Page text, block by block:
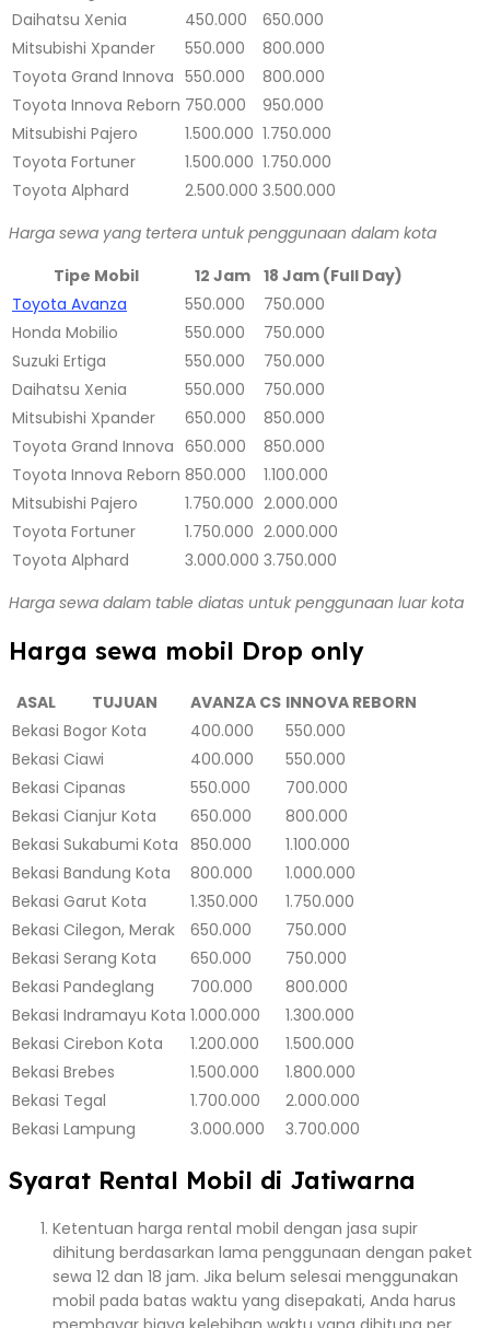
Daihatsu Xenia
450.000
650.000
Mitsubishi Xpander
550.000
800.000
Toyota Grand Innova 550.000
800.000
Toyota Innova Reborn 750.000
950.000
Mitsubishi Pajero
1.500.000 1.750.000
Toyota Fortuner
1.500.000 1.750.000
Toyota Alphard
2.500.000 3.500.000
Harga sewa yang tertera untuk penggunaan dalam kota
Tipe Mobil
12 Jam
18 Jam (Full Day)
Toyota Avanza
550.000
750.000
Honda Mobilio
550.000
750.000
Suzuki Ertiga
550.000
750.000
Daihatsu Xenia
550.000
750.000
Mitsubishi Xpander
650.000
850.000
Toyota Grand Innova 650.000
850.000
Toyota Innova Reborn 850.000
1.100.000
Mitsubishi Pajero
1.750.000 2.000.000
Toyota Fortuner
1.750.000 2.000.000
Toyota Alphard
3.000.000 3.750.000
Harga sewa dalam table diatas untuk penggunaan luar kota
Harga sewa mobil Drop only
ASAL TUJUAN AVANZA CS INNOVA REBORN
Bekasi Bogor Kota 400.000
550.000
Bekasi Ciawi 400.000
550.000
Bekasi Cipanas 550.000
700.000
Bekasi Cianjur Kota 650.000
800.000
Bekasi Sukabumi Kota 850.000
1.100.000
Bekasi Bandung Kota 800.000
1.000.000
Bekasi Garut Kota 1.350.000
1.750.000
Bekasi Cilegon, Merak 650.000
750.000
Bekasi Serang Kota 650.000
750.000
Bekasi Pandeglang 700.000
800.000
Bekasi Indramayu Kota 1.000.000
1.300.000
Bekasi Cirebon Kota 1.200.000
1.500.000
Bekasi Brebes 1.500.000
1.800.000
Bekasi Tegal 1.700.000
2.000.000
Bekasi Lampung 3.000.000 3.700.000
Syarat Rental Mobil di Jatiwarna
Ketentuan harga rental mobil dengan jasa supir
dihitung berdasarkan lama penggunaan dengan paket
sewa 12 dan 18 jam. Jika belum selesai menggunakan
mobil pada batas waktu yang disepakati, Anda harus